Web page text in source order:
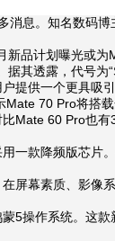
。知名数码博
其透露，代号
提供一个更具吸引
70 Pro将搭
Mate 60 Pro也
款降频版芯片
幕素质、影像
作系统。这